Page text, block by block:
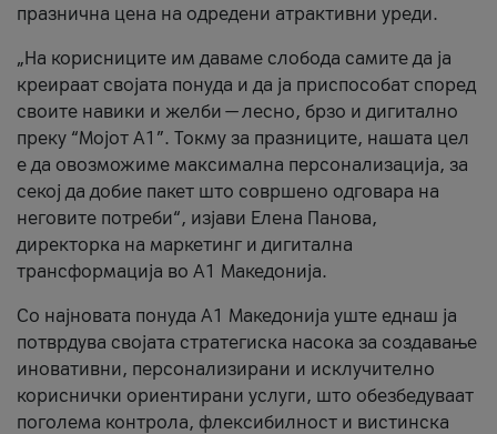
празнична цена на одредени атрактивни уреди.
„На корисниците им даваме слобода самите да ја
креираат својата понуда и да ја приспособат според
своите навики и желби — лесно, брзо и дигитално
преку “Мојот А1”. Токму за празниците, нашата цел
е да овозможиме максимална персонализација, за
секој да добие пакет што совршено одговара на
неговите потреби“, изјави Елена Панова,
директорка на маркетинг и дигитална
трансформација во А1 Македонија.
Со најновата понуда А1 Македонија уште еднаш ја
потврдува својата стратегиска насока за создавање
иновативни, персонализирани и исклучително
кориснички ориентирани услуги, што обезбедуваат
поголема контрола, флексибилност и вистинска